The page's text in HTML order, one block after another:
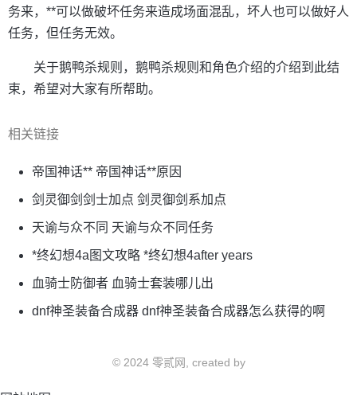
务来，**可以做破坏任务来造成场面混乱，坏人也可以做好人
任务，但任务无效。
关于鹅鸭杀规则，鹅鸭杀规则和角色介绍的介绍到此结
束，希望对大家有所帮助。
相关链接
帝国神话** 帝国神话**原因
剑灵御剑剑士加点 剑灵御剑系加点
天谕与众不同 天谕与众不同任务
*终幻想4a图文攻略 *终幻想4after years
血骑士防御者 血骑士套装哪儿出
dnf神圣装备合成器 dnf神圣装备合成器怎么获得的啊
© 2024 零贰网, created by